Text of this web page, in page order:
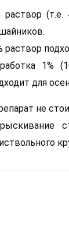
раствор
раствор
1%
для
не